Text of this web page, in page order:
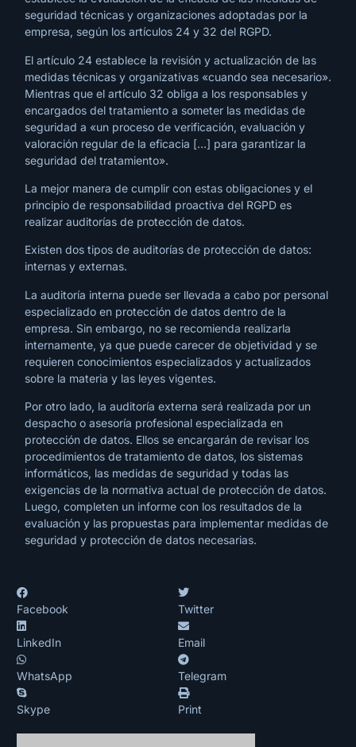
seguridad técnicas y organizaciones adoptadas por la
empresa, según los artículos 24 y 32 del RGPD.
El artículo 24 establece la revisión y actualización de las
medidas técnicas y organizativas «cuando sea necesario».
Mientras que el artículo 32 obliga a los responsables y
encargados del tratamiento a someter las medidas de
seguridad a «un proceso de verificación, evaluación y
valoración regular de la eficacia […] para garantizar la
seguridad del tratamiento».
La mejor manera de cumplir con estas obligaciones y el
principio de responsabilidad proactiva del RGPD es
realizar auditorías de protección de datos.
Existen dos tipos de auditorías de protección de datos:
internas y externas.
La auditoría interna puede ser llevada a cabo por personal
especializado en protección de datos dentro de la
empresa. Sin embargo, no se recomienda realizarla
internamente, ya que puede carecer de objetividad y se
requieren conocimientos especializados y actualizados
sobre la materia y las leyes vigentes.
Por otro lado, la auditoría externa será realizada por un
despacho o asesoría profesional especializada en
protección de datos. Ellos se encargarán de revisar los
procedimientos de tratamiento de datos, los sistemas
informáticos, las medidas de seguridad y todas las
exigencias de la normativa actual de protección de datos.
Luego, completen un informe con los resultados de la
evaluación y las propuestas para implementar medidas de
seguridad y protección de datos necesarias.
Facebook Twitter
LinkedIn Email
WhatsApp Telegram
Skype Print